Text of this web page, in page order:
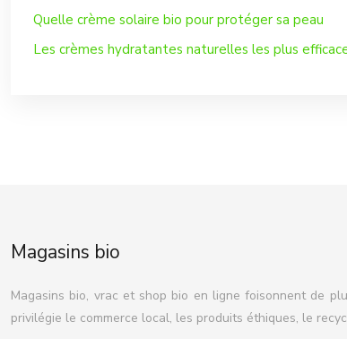
Quelle crème solaire bio pour protéger sa peau
Les crèmes hydratantes naturelles les plus
Magasins bio
Magasins bio, vrac et shop bio en ligne foisonnent de
privilégie le commerce local, les produits éthiques, le